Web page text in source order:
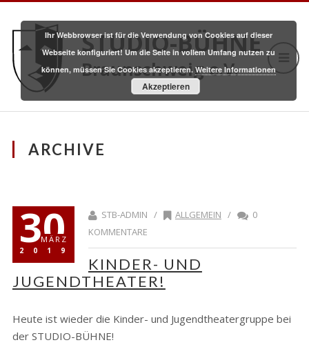
STUDIO-BÜHNE
Braunschweig e.V.
ARCHIVE
30
MÄRZ
2019
STB-ADMIN / ALLGEMEIN /
0
KOMMENTARE
KINDER- UND
JUGENDTHEATER!
Heute ist wieder die Kinder- und Jugendtheatergruppe bei
der STUDIO-BÜHNE!
Ihr Webbrowser ist für die Verwendung von Cookies auf dieser
Webseite konfiguriert! Um die Seite in vollem Umfang nutzen zu
können, müssen Sie Cookies akzeptieren.Weitere Informationen
Akzeptieren